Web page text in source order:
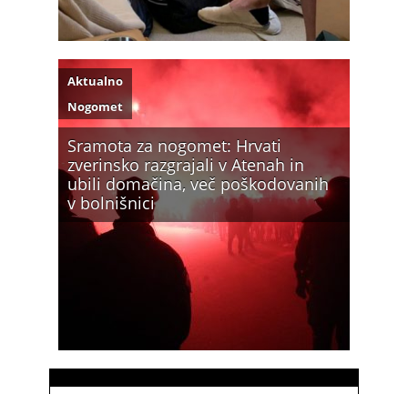
Sramota za nogomet: Hrvati
zverinsko razgrajali v Atenah in
ubili domačina, več poškodovanih
v bolnišnici
Aktualno
Nogomet